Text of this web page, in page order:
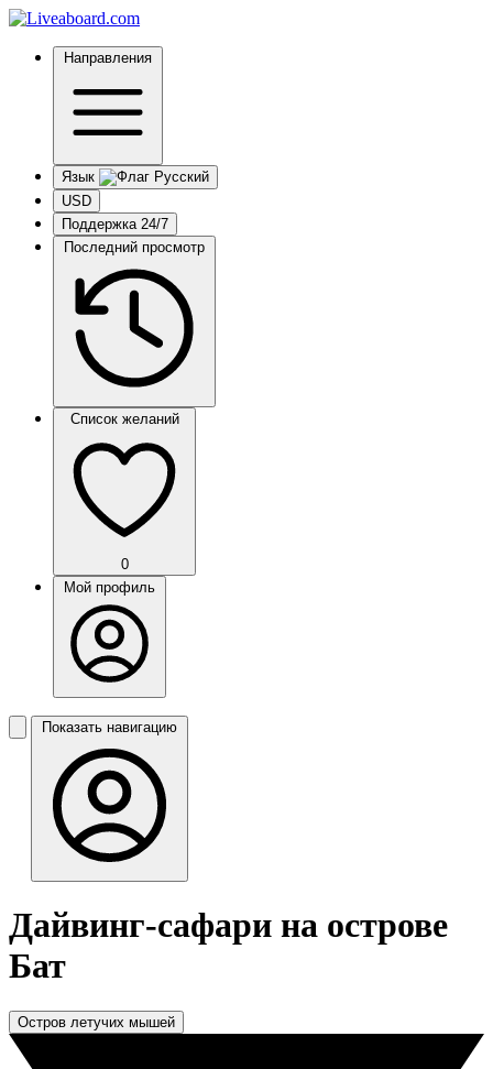
Направления
Язык
USD
Поддержка 24/7
Последний просмотр
Список желаний
0
Мой профиль
Показать навигацию
Дайвинг-сафари на острове
Бат
Остров летучих мышей